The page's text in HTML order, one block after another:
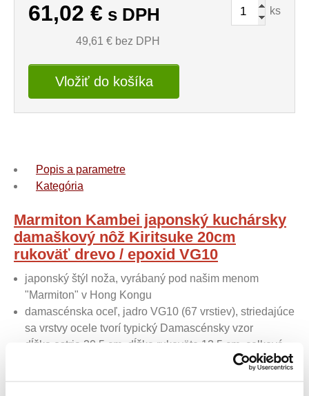
61,02 € s DPH
49,61 € bez DPH
ks
Vložiť do košíka
Popis a parametre
Kategória
Marmiton Kambei japonský kuchársky
damaškový nôž Kiritsuke 20cm
rukoväť drevo / epoxid VG10
japonský štýl noža, vyrábaný pod našim menom
"Marmiton" v Hong Kongu
damascénska oceľ, jadro VG10 (67 vrstiev), striedajúce
sa vrstvy ocele tvorí typický Damascénsky vzor
dĺžka ostria 20,5 cm, dĺžka rukoväte 12,5 cm, celková